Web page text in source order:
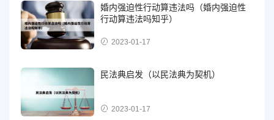
婚内强迫性行动算违法吗（婚内强迫性
行动算违法吗知乎）
2023-01-17
民法典启发（以民法典为契机）
2023-01-17